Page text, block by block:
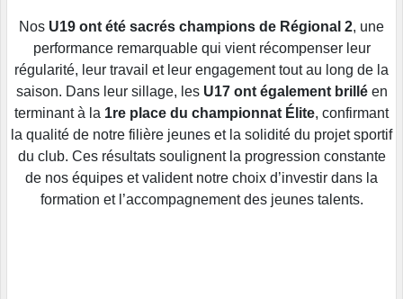
Nos U19 ont été sacrés champions de Régional 2, une
performance remarquable qui vient récompenser leur
régularité, leur travail et leur engagement tout au long de la
saison. Dans leur sillage, les U17 ont également brilléen
terminant à la 1re place du championnat Élite, confirmant
la qualité de notre filière jeunes et la solidité du projet sportif
du club. Ces résultats soulignent la progression constante
de nos équipes et valident notre choix d’investir dans la
formation et l’accompagnement des jeunes talents.